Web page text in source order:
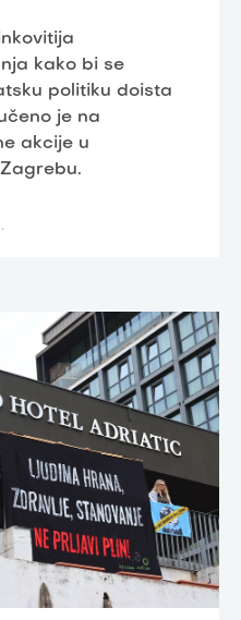
kako bi se
politiku doista
je na
akcije u